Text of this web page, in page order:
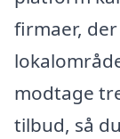
firmaer,
modtage
tilbud, så